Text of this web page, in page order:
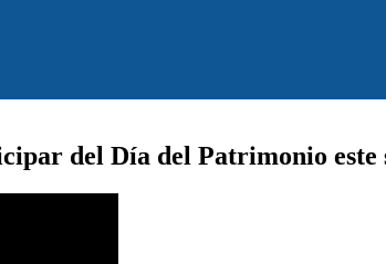
del Día del Patrimonio este